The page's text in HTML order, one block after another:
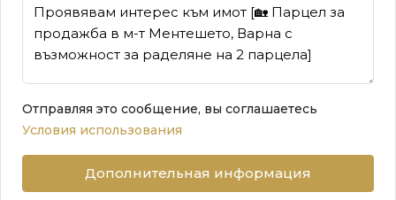
Отправляя это сообщение, вы соглашаетесь
Условия использования
Дополнительная информация